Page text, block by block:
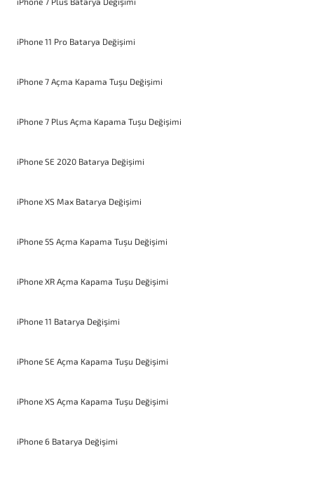
iPhone 11 Pro Batarya Değişimi
iPhone 7 Açma Kapama Tuşu Değişimi
iPhone 7 Plus Açma Kapama Tuşu Değişimi
iPhone SE 2020 Batarya Değişimi
iPhone XS Max Batarya Değişimi
iPhone 5S Açma Kapama Tuşu Değişimi
iPhone XR Açma Kapama Tuşu Değişimi
iPhone 11 Batarya Değişimi
iPhone SE Açma Kapama Tuşu Değişimi
iPhone XS Açma Kapama Tuşu Değişimi
iPhone 6 Batarya Değişimi